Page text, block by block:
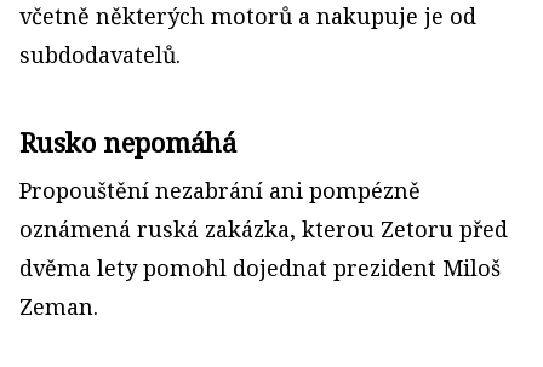
včetně některých motorů a nakupuje je od
subdodavatelů.
Rusko nepomáhá
Propouštění nezabrání ani pompézně
oznámená ruská zakázka, kterou Zetoru před
dvěma lety pomohl dojednat prezident Miloš
Zeman.